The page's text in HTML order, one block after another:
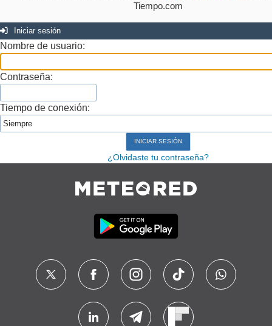
Tiempo.com
Iniciar sesión
Nombre de usuario:
Contraseña:
Tiempo de conexión:
¿Olvidaste tu contraseña?